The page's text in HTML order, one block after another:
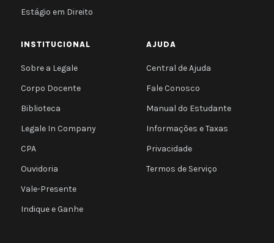
Estágio em Direito
INSTITUCIONAL
Sobre a Legale
Corpo Docente
Biblioteca
Legale In Company
CPA
Ouvidoria
Vale-Presente
Indique e Ganhe
AJUDA
Central de Ajuda
Fale Conosco
Manual do Estudante
Informações e Taxas
Privacidade
Termos de Serviço